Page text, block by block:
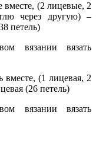
вместе, (2 лицевые, 2
через другую) –
петель)
вязании вязать
вместе, (1 лицевая, 2
(26 петель)
вязании вязать